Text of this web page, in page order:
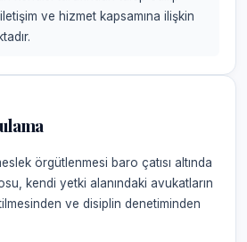
ve hizmet kapsamına ilişkin
örgütlenmesi baro çatısı altında
kendi yetki alanındaki avukatların
ve disiplin denetiminden